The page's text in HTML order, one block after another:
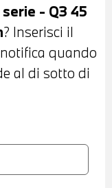
- VETRI
-
DAB -
-
DRIVE
- USB -
- ANDROID
- Q3 45
? Inserisci il
quando
al di sotto di